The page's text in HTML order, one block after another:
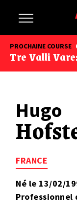
PROCHAINE COURSE
Tre Valli
Hugo
FRANCE
Né le 13/02/
Professionnel